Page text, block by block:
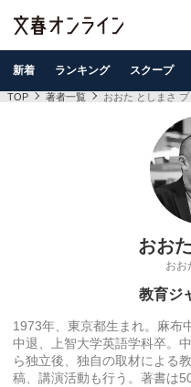
新着 ランキング スクープ
TOP 著者一覧 おおた としまさ
おお
おお
教育ジ
1973年、東京都生まれ。麻布
中退、上智大学英語学科卒。
ら独立後、独自の取材による
稿、講演活動も行う。著書は